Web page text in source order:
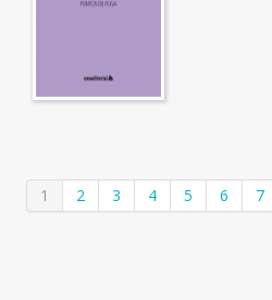
1 2 3 4 5 6 7